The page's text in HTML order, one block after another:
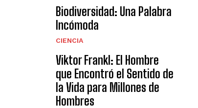
Biodiversidad: Una Palabra
Incómoda
CIENCIA
Viktor Frankl: El Hombre
que Encontró el Sentido de
la Vida para Millones de
Hombres